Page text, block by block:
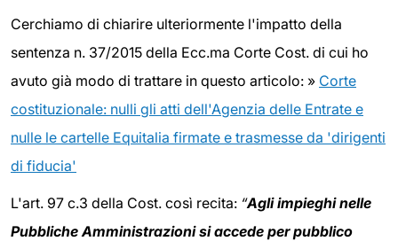
Cerchiamo di chiarire ulteriormente l'impatto della
sentenza n. 37/2015 della Ecc.ma Corte Cost. di cui ho
avuto già modo di trattare in questo articolo: » Corte
costituzionale: nulli gli atti dell'Agenzia delle Entrate e
nulle le cartelle Equitalia firmate e trasmesse da 'dirigenti
di fiducia'
L'art. 97 c.3 della Cost. così recita: “Agli impieghi nelle
Pubbliche Amministrazioni si accede per pubblico